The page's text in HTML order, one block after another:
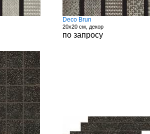
Deco Brun
20x20 см, декор
по запросу